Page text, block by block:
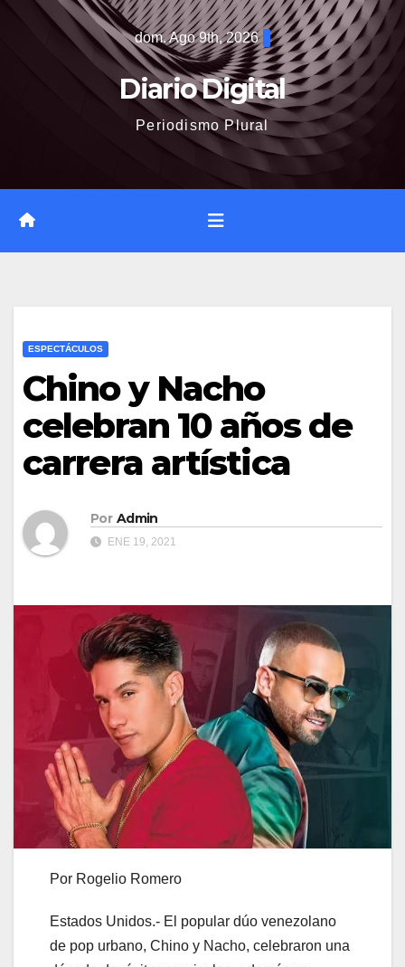
dom. Ago 9th, 2026
Diario Digital
Periodismo Plural
ESPECTÁCULOS
Chino y Nacho
celebran 10 años de
carrera artística
Por Admin
ENE 19, 2021
Por Rogelio Romero
Estados Unidos.- El popular dúo venezolano
de pop urbano, Chino y Nacho, celebraron una